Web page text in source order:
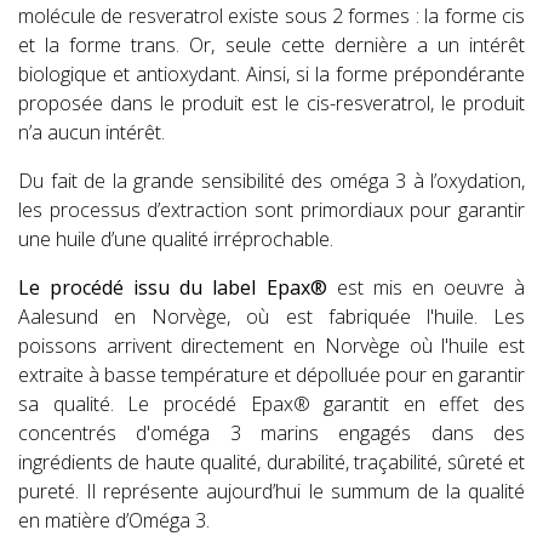
molécule de resveratrol existe sous 2 formes : la forme cis
et la forme trans. Or, seule cette dernière a un intérêt
biologique et antioxydant. Ainsi, si la forme prépondérante
proposée dans le produit est le cis-resveratrol, le produit
n’a aucun intérêt.
Du fait de la grande sensibilité des oméga 3 à l’oxydation,
les processus d’extraction sont primordiaux pour garantir
une huile d’une qualité irréprochable.
Le procédé issu du label Epax® est mis en oeuvre à
Aalesund en Norvège, où est fabriquée l'huile. Les
poissons arrivent directement en Norvège où l'huile est
extraite à basse température et dépolluée pour en garantir
sa qualité. Le procédé Epax® garantit en effet des
concentrés d'oméga 3 marins engagés dans des
ingrédients de haute qualité, durabilité, traçabilité, sûreté et
pureté. Il représente aujourd’hui le summum de la qualité
en matière d’Oméga 3.